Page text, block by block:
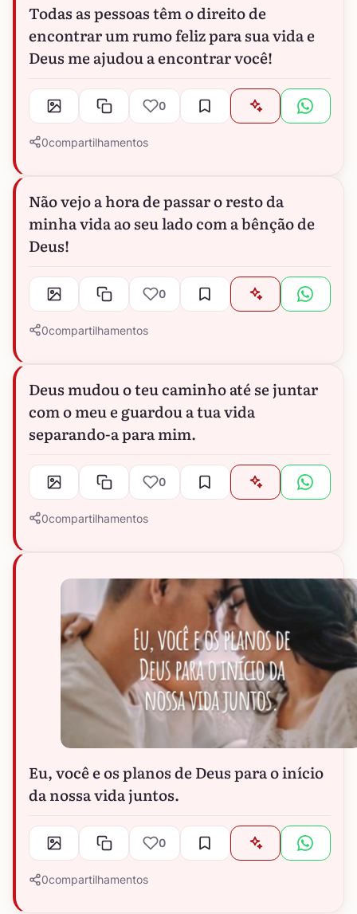
Todas as pessoas têm o direito de
encontrar um rumo feliz para sua vida e
Deus me ajudou a encontrar você!
0
0compartilhamentos
Não vejo a hora de passar o resto da
minha vida ao seu lado com a bênção de
Deus!
0
0compartilhamentos
Deus mudou o teu caminho até se juntar
com o meu e guardou a tua vida
separando-a para mim.
0
0compartilhamentos
Eu, você e os planos de Deus para o início
da nossa vida juntos.
0
0compartilhamentos